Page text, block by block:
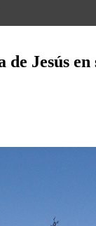
de Jesús